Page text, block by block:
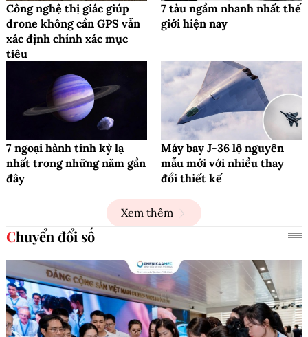
Công nghệ thị giác giúp
drone không cần GPS vẫn
xác định chính xác mục
tiêu
7 tàu ngầm nhanh nhất thế
giới hiện nay
7 ngoại hành tinh kỳ lạ
nhất trong những năm gần
đây
Máy bay J-36 lộ nguyên
mẫu mới với nhiều thay
đổi thiết kế
Xem thêm
Chuyển đổi số